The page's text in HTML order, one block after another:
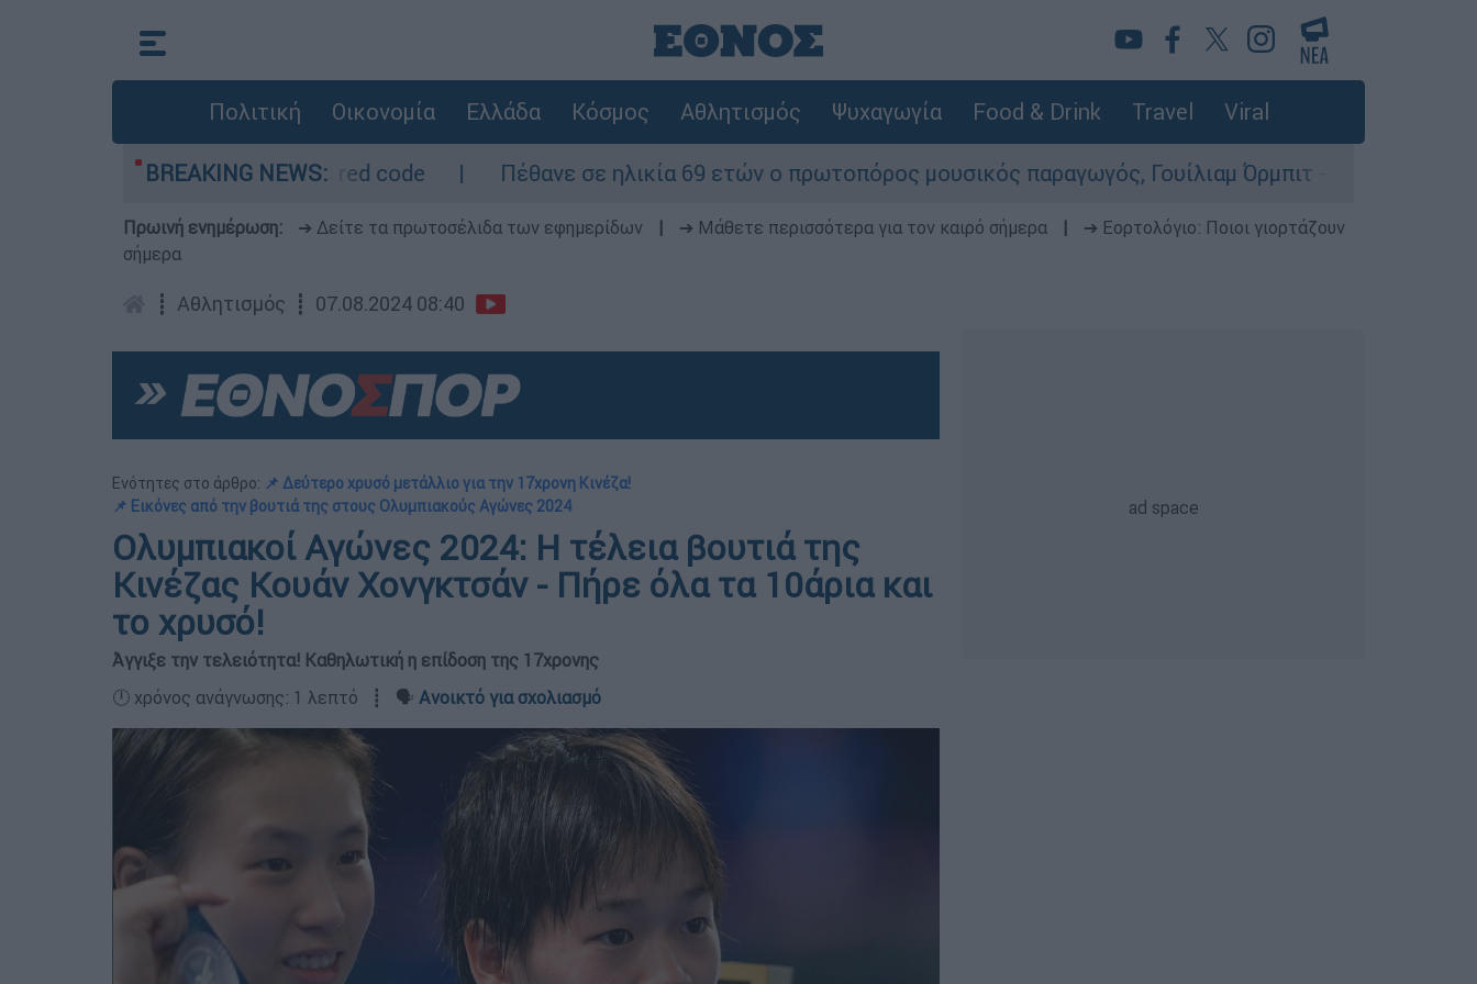
Πολιτική Οικονομία Ελλάδα Κόσμος Αθλητισμός Ψυχαγωγία Food & Drink Travel Viral
BREAKING NEWS:
- Οι περιοχές σε red code Πέθανε σε ηλικία 69 ετών ο πρωτοπόρος μουσικός παραγωγός, Γουίλιαμ Όρμπιτ - Η καθοριστική συμβολή
Πρωινή ενημέρωση: ➔ Δείτε τα πρωτοσέλιδα των εφημερίδων ➔ Μάθετε περισσότερα για τον καιρό σήμερα
➔ Εορτολόγιο: Ποιοι γιορτάζουν
σήμερα
┋ Αθλητισμός ┋ 07.08.2024 08:40
Ενότητες στο άρθρο: 📌 Δεύτερο χρυσό μετάλλιο για την 17χρονη Κινέζα!
📌 Εικόνες από την βουτιά της στους Ολυμπιακούς Αγώνες 2024
Ολυμπιακοί Αγώνες 2024: Η τέλεια βουτιά της
Κινέζας Κουάν Χονγκτσάν - Πήρε όλα τα 10άρια και
το χρυσό!
Άγγιξε την τελειότητα! Καθηλωτική η επίδοση της 17χρονης
🕛 χρόνος ανάγνωσης: 1 λεπτό ┋ 🗣️ Ανοικτό για σχολιασμό